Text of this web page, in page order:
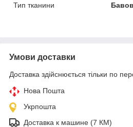
Тип тканини
Умови доставки
Доставка здійснюється тільки по
Нова Пошта
Укрпошта
Доставка к машине (7 КМ)